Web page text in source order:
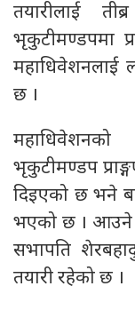
तयारीलाई
भृकुटीमण्डपमा
महाधिवेशनलाई
छ ।
भृकुटीमण्डप
दिइएको छ भने
भएको छ । आउने
सभापति
तयारी रहेको छ ।